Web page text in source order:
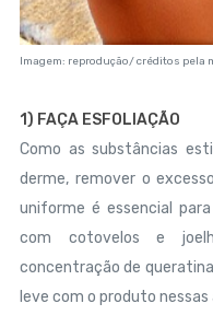
Imagem: reprodução/ créditos pela
1) FAÇA ESFOLIAÇÃO
Como as substâncias
derme, remover o
uniforme é essencial
com cotovelos e
concentração de
leve com o produto nessas